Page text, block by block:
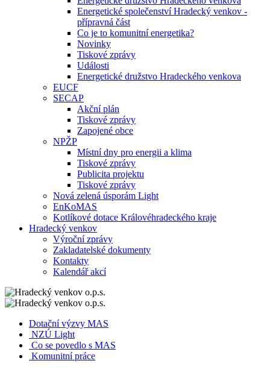
Energetické společenství Hradecký venkov -
přípravná část
Co je to komunitní energetika?
Novinky
Tiskové zprávy
Události
Energetické družstvo Hradeckého venkova
EUCF
SECAP
Akční plán
Tiskové zprávy
Zapojené obce
NPŽP
Místní dny pro energii a klima
Tiskové zprávy
Publicita projektu
Tiskové zprávy
Nová zelená úsporám Light
EnKoMAS
Kotlíkové dotace Královéhradeckého kraje
Hradecký venkov
Výroční zprávy
Zakladatelské dokumenty
Kontakty
Kalendář akcí
Dotační výzvy MAS
NZÚ Light
Co se povedlo s MAS
Komunitní práce